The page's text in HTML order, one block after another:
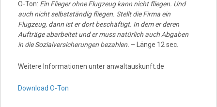
O-Ton: Ein Flieger ohne Flugzeug kann nicht fliegen. Und
auch nicht selbstständig fliegen. Stellt die Firma ein
Flugzeug, dann ist er dort beschäftigt. In dem er deren
Aufträge abarbeitet und er muss natürlich auch Abgaben
in die Sozialversicherungen bezahlen. – Länge 12 sec.
Weitere Informationen unter anwaltauskunft.de
Download O-Ton